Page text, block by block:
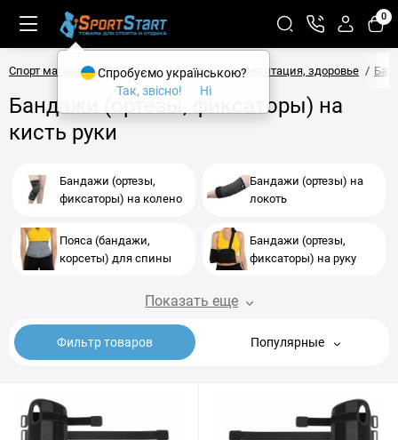
0
Спорт магазин SPORTSTART Массаж, реабилитация, здоровье
Бандажи (ортезы, фиксаторы) на
кисть руки
Бандажи (ортезы,
фиксаторы) на колено
Бандажи (ортезы) на
локоть
Пояса (бандажи,
корсеты) для спины
Бандажи (ортезы,
фиксаторы) на руку
Показать еще
Фильтр товаров Популярные
Спробуємо українською?
Так, звісно!
Ні